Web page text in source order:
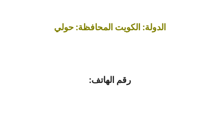
الدولة: الكويت المحافظة: حولي
رقم الهاتف: